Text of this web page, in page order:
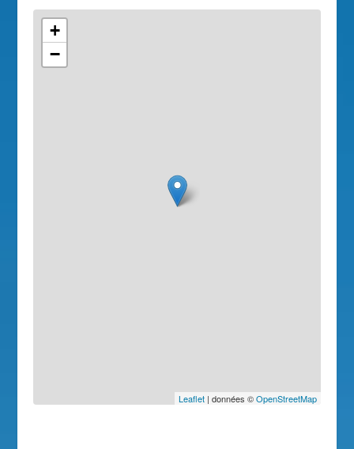
+
−
Leaflet| données ©OpenStreetMap